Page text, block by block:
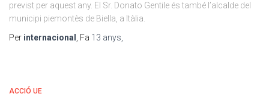
previst per aquest any. El Sr. Donato Gentile és també l’alcalde del
municipi piemontès de Biella, a Itàlia.
Per internacional , Fa 13 anys
ACCIÓ UE